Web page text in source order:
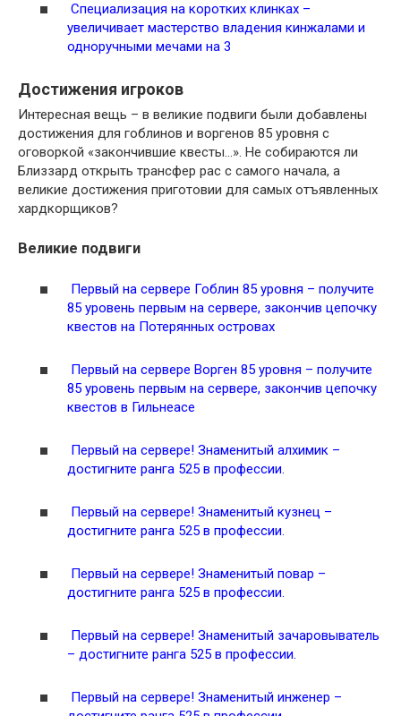
Специализация на коротких клинках –
увеличивает мастерство владения кинжалами и
одноручными мечами на 3
Достижения игроков
Интересная вещь – в великие подвиги были добавлены
достижения для гоблинов и воргенов 85 уровня с
оговоркой «закончившие квесты…». Не собираются ли
Близзард открыть трансфер рас с самого начала, а
великие достижения приготовии для самых отъявленных
хардкорщиков?
Великие подвиги
Первый на сервере Гоблин 85 уровня – получите
85 уровень первым на сервере, закончив цепочку
квестов на Потерянных островах
Первый на сервере Ворген 85 уровня – получите
85 уровень первым на сервере, закончив цепочку
квестов в Гильнеасе
Первый на сервере! Знаменитый алхимик –
достигните ранга 525 в профессии.
Первый на сервере! Знаменитый кузнец –
достигните ранга 525 в профессии.
Первый на сервере! Знаменитый повар –
достигните ранга 525 в профессии.
Первый на сервере! Знаменитый зачаровыватель
– достигните ранга 525 в профессии.
Первый на сервере! Знаменитый инженер –